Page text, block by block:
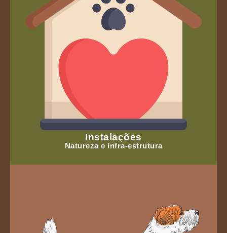
Instalações
Natureza e infra-estrutura